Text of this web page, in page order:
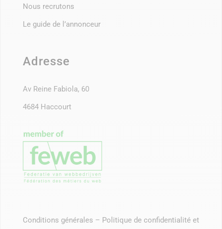
Nous recrutons
Le guide de l’annonceur
Adresse
Av Reine Fabiola, 60
4684 Haccourt
Conditions générales – Politique de confidentialité et